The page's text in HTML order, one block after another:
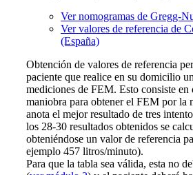
Ver nomogramas de Gregg-
Ver valores de referencia de
(España)
Obtención de valores de referencia
paciente que realice en su domicilio
mediciones de FEM. Esto consiste en
maniobra para obtener el FEM por la
anota el mejor resultado de tres
los 28-30 resultados obtenidos se
obteniéndose un valor de referencia
ejemplo 457 litros/minuto).
Para que la tabla sea válida, esta no